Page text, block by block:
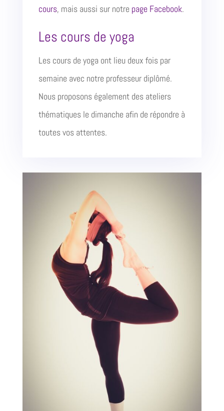
cours, mais aussi sur notre page Facebook.
Les cours de yoga
Les cours de yoga ont lieu deux fois par
semaine avec notre professeur diplômé.
Nous proposons également des ateliers
thématiques le dimanche afin de répondre à
toutes vos attentes.